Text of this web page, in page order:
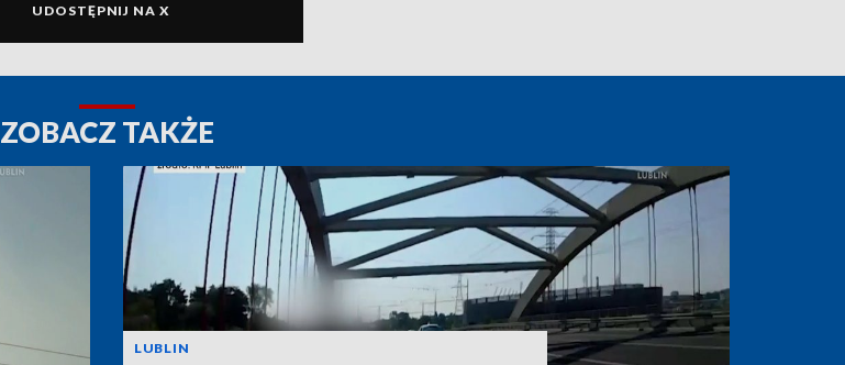
UDOSTĘPNIJ NA X
ZOBACZ TAKŻE
LUBLIN